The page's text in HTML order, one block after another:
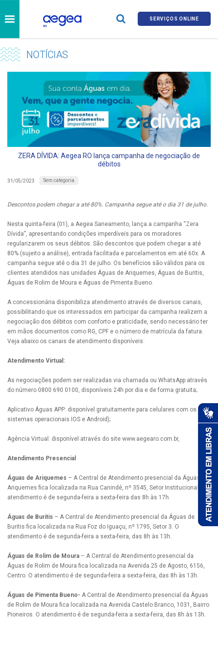
SERVIÇOS ONLINE
NOTÍCIAS
ZERA DÍVIDA: Aegea RO lança campanha de negociação de
débitos
31/05/2023 Sem categoria
Descontos podem chegar a até 80%. Campanha segue até o dia 31 de julho.
Nesta quinta-feira (01), a Aegea Saneamento, lança a campanha “Zera
Dívida”, apresentando condições imperdíveis para os moradores
regularizarem os seus débitos. São descontos que podem chegar a até
80% (sujeito a análise), entrada facilitada e parcelamentos em até 60x. A
campanha segue até o dia 31 de julho. Os benefícios são válidos para os
clientes atendidos nas unidades Águas de Ariquemes, Águas de Buritis,
Águas de Rolim de Moura e Águas de Pimenta Bueno.
A concessionária disponibiliza atendimento através de diversos canais,
possibilitando que os interessados em participar da campanha realizem a
negociação dos débitos com conforto e praticidade, sendo necessário ter
em mãos documentos como RG, CPF e o número de matrícula da fatura.
Veja abaixo os canais de atendimento disponíveis:
Atendimento Virtual:
As negociações podem ser realizadas via chamada ou WhatsApp através
do número 0800 690 0100, disponíveis 24h por dia e de forma gratuita;
Aplicativo Águas APP: disponível gratuitamente para celulares com os
sistemas operacionais IOS e Android);
Agência Virtual: disponível através do site www.aegearo.com.br,
Atendimento Presencial
Águas de Ariquemes – A Central de Atendimento presencial da Águas de
Ariquemes fica localizada na Rua Canindé, nº 3545, Setor Institucional. O
atendimento é de segunda-feira a sexta-feira das 8h às 17h.
Águas de Buritis – A Central de Atendimento presencial da Águas de
Buritis fica localizada na Rua Foz do Iguaçu, nº 1795, Setor 3. O
atendimento é de segunda-feira a sexta-feira, das 8h às 13h.
Águas de Rolim de Moura – A Central de Atendimento presencial da
Águas de Rolim de Moura fica localizada na Avenida 25 de Agosto, 6156,
Centro. O atendimento é de segunda-feira a sexta-feira, das 8h às 13h.
Águas de Pimenta Bueno- A Central de Atendimento presencial da Águas
de Rolim de Moura fica localizada na Avenida Castelo Branco, 1031, Bairro
Pioneiros. O atendimento é de segunda-feira a sexta-feira, das 8h às 13h.